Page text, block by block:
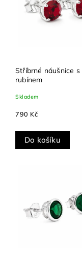
Stříbrné náušnice s
rubínem
Skladem
790 Kč
Do košíku